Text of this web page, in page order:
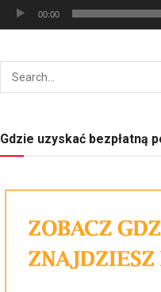
00:00
Gdzie uzyskać bezpłatną